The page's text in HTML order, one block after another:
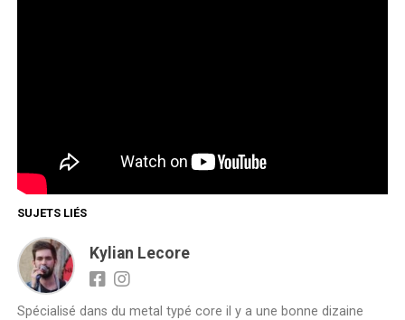
SUJETS LIÉS
Kylian Lecore
Spécialisé dans du metal typé core il y a une bonne dizaine